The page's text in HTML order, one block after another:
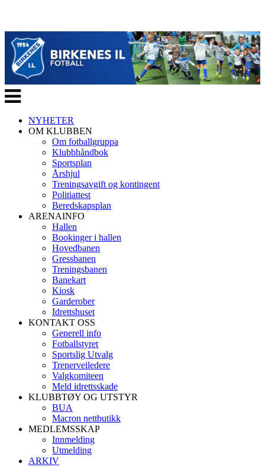
Veksle
navigasjon
NYHETER
OM KLUBBEN
Om fotballgruppa
Klubbhåndbok
Sportsplan
Årshjul
Treningsavgift og kontingent
Politiattest
Beredskapsplan
ARENAINFO
Hallen
Bookinger i hallen
Hovedbanen
Gressbanen
Treningsbanen
Banekart
Kiosk
Garderober
Idrettshuset
KONTAKT OSS
Generell info
Fotballstyret
Sportslig Utvalg
Trenerveiledere
Valgkomiteen
Meld idrettsskade
KLUBBTØY OG UTSTYR
BUA
Macron nettbutikk
MEDLEMSSKAP
Innmelding
Utmelding
ARKIV